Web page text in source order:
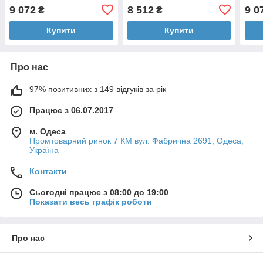
9 072 ₴
Купити
8 512₴
Купити
9
Про нас
97% позитивних з 149 відгуків за рік
Працює з 06.07.2017
м. Одеса
Промтоварний ринок 7 КМ вул. Фабрична 2691, Одеса,
Україна
Контакти
Сьогодні працює з 08:00 до 19:00
Показати весь графік роботи
Про нас